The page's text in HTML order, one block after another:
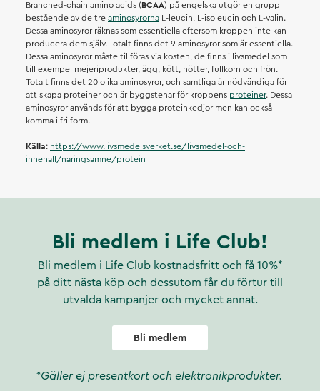
Branched-chain amino acids (BCAA) på engelska utgör en grupp
bestående av de tre aminosyrorna L-leucin, L-isoleucin och L-valin.
Dessa aminosyror räknas som essentiella eftersom kroppen inte kan
producera dem själv. Totalt finns det 9 aminosyror som är essentiella.
Dessa aminosyror måste tillföras via kosten, de finns i livsmedel som
till exempel mejeriprodukter, ägg, kött, nötter, fullkorn och frön.
Totalt finns det 20 olika aminosyror, och samtliga är nödvändiga för
att skapa proteiner och är byggstenar för kroppens proteiner. Dessa
aminosyror används för att bygga proteinkedjor men kan också
komma i fri form.
Källa: https://www.livsmedelsverket.se/livsmedel-och-
innehall/naringsamne/protein
Bli medlem i Life Club!
Bli medlem i Life Club kostnadsfritt och få 10%*
på ditt nästa köp och dessutom får du förtur till
utvalda kampanjer och mycket annat.
Bli medlem
*Gäller ej presentkort och elektronikprodukter.